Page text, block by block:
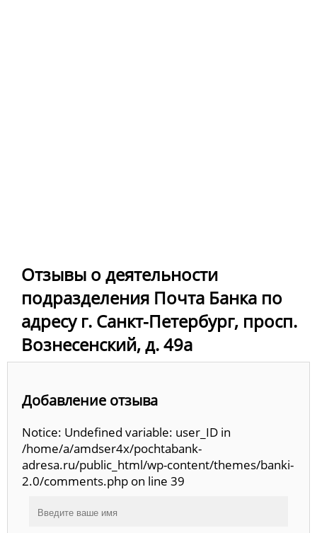
Отзывы о деятельности
подразделения Почта Банка по
адресу г. Санкт-Петербург, просп.
Вознесенский, д. 49а
Добавление отзыва
Notice: Undefined variable: user_ID in
/home/a/amdser4x/pochtabank-
adresa.ru/public_html/wp-content/themes/banki-
2.0/comments.php on line 39